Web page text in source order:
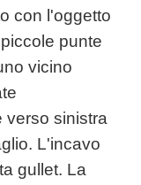
con l'oggetto
punte
vicino
verso sinistra
L'incavo
gullet. La